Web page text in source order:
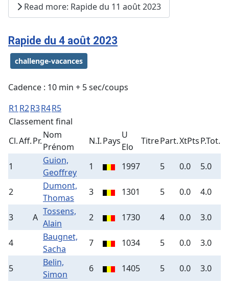
Read more: Rapide du 11 août 2023
Rapide du 4 août 2023
challenge-vacances
Cadence : 10 min + 5 sec/coups
R1 R2R3R4R5
Classement final
Cl.Aff.Pr.
Nom
Prénom
N.I.Pays
U
Elo
TitrePart.XtPtsP.Tot.
1
Guion,
Geoffrey
1 1997 5 0.0 5.0
2
Dumont,
Thomas
3 1301 5 0.0 4.0
3 A
Tossens,
Alain
2 1730 4 0.0 3.0
4
Baugnet,
Sacha
7 1034 5 0.0 3.0
5
Belin,
Simon
6 1405 5 0.0 3.0